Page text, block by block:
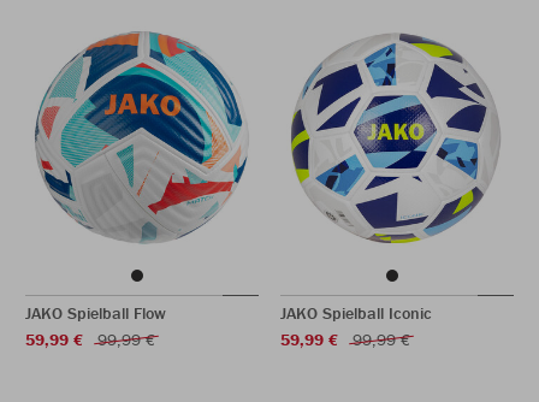
JAKO Spielball Flow
59,99 €
99,99 €
JAKO Spielball Iconic
59,99 €
99,99 €